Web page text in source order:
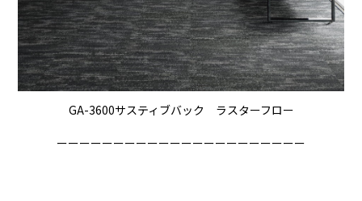
GA-3600サスティブバック ラスターフロー
ーーーーーーーーーーーーーーーーーーーーーー